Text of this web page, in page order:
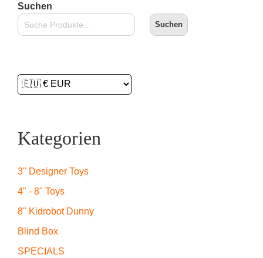
Suchen
Suchen
Kategorien
3" Designer Toys
4" - 8" Toys
8" Kidrobot Dunny
Blind Box
SPECIALS